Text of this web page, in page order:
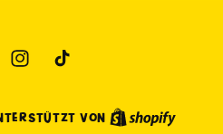
Instagram
TikTok
von